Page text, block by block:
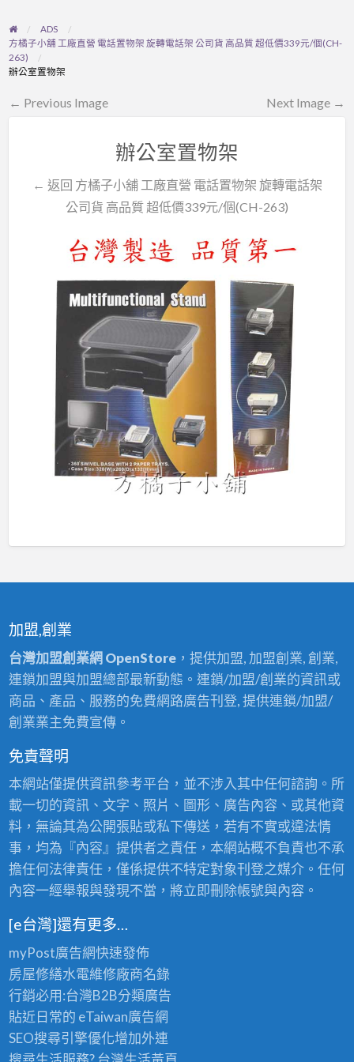
ADS
方橘子小舖 工廠直營 電話置物架 旋轉電話架 公司貨 高品質 超低價339元/個(CH-
263)
辦公室置物架
← Previous Image Next Image →
辦公室置物架
← 返回 方橘子小舖 工廠直營 電話置物架 旋轉電話架
公司貨 高品質 超低價339元/個(CH-263)
加盟,創業
台灣加盟創業網 OpenStore，提供加盟, 加盟創業, 創業,
連鎖加盟與加盟總部最新動態。連鎖/加盟/創業的資訊或
商品、產品、服務的免費網路廣告刊登, 提供連鎖/加盟/
創業業主免費宣傳。
免責聲明
本網站僅提供資訊參考平台，並不涉入其中任何諮詢。所
載一切的資訊、文字、照片、圖形、廣告內容、或其他資
料，無論其為公開張貼或私下傳送，若有不實或違法情
事，均為『內容』提供者之責任，本網站概不負責也不承
擔任何法律責任，僅係提供不特定對象刊登之媒介。任何
內容一經舉報與發現不當，將立即刪除帳號與內容。
[e台灣]還有更多…
myPost廣告網快速發佈
房屋修繕水電維修廠商名錄
行銷必用:台灣B2B分類廣告
貼近日常的 eTaiwan廣告網
SEO搜尋引擎優化增加外連